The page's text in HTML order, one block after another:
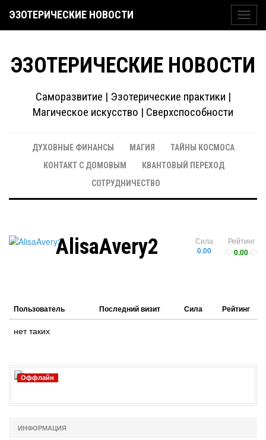
ЭЗОТЕРИЧЕСКИЕ НОВОСТИ
ЭЗОТЕРИЧЕСКИЕ НОВОСТИ
Саморазвитие | Эзотерические практики |
Магическое искусство | Сверхспособности
ДУХОВНЫЕ ФИНАНСЫ МАГИЯ
ТАЙНЫ КОСМОСА
КОНТАКТ С ДОМОВЫМ
КВАНТОВЫЙ ПЕРЕХОД
СОТРУДНИЧЕСТВО
Рейтинг
0.00
Сила
0.00
AlisaAvery2
Пользователь Последний визит Сила Рейтинг
нет таких
Оффлайн
ИНФОРМАЦИЯ